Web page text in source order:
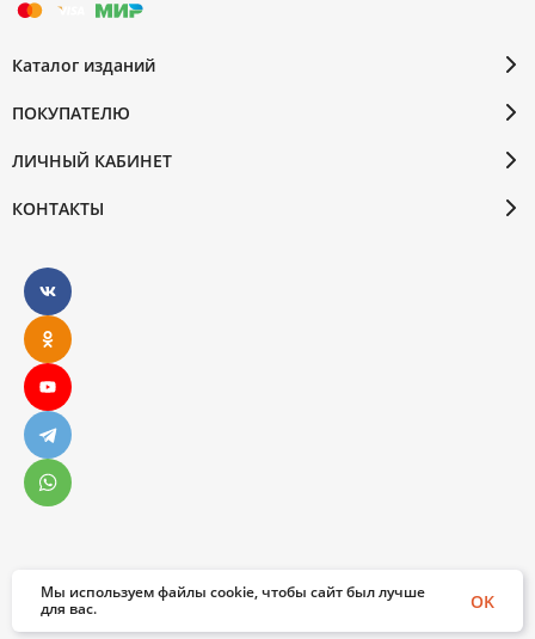
Каталог изданий
ПОКУПАТЕЛЮ
ЛИЧНЫЙ КАБИНЕТ
КОНТАКТЫ
© 2026 Бослен. Все права защищены
Мы используем файлы cookie, чтобы сайт был лучше
для вас.
OK